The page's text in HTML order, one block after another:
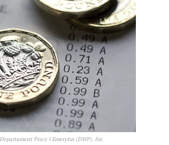
Pracy i Emerytur (DWP). fot.